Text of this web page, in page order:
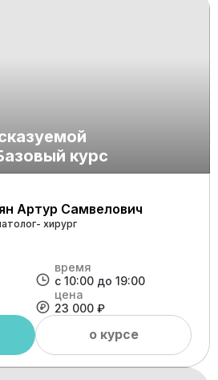
курс
Артур Самвелович
хирург
время
с 10:00 до 19:00
цена
23 000 ₽
о курсе